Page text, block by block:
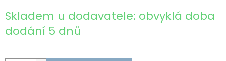
cena:
Skladem u dodavatele: obvyklá doba
dodání 5 dnů